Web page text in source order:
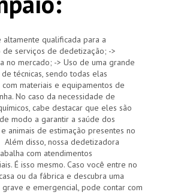
altamente qualificada para a
de serviços de dedetização; ->
no mercado; -> Uso de uma grande
técnicas, sendo todas elas
materiais e equipamentos de
No caso da necessidade de
cabe destacar que eles são
modo a garantir a saúde dos
animais de estimação presentes no
disso, nossa dedetizadora
com atendimentos
É isso mesmo. Caso você entre no
ou da fábrica e descubra uma
e emergencial, pode contar com